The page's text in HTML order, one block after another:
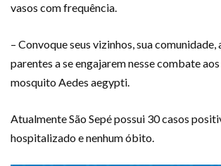
vasos com frequência.
– Convoque seus vizinhos, sua comunidade,
parentes a se engajarem nesse combate
mosquito Aedes aegypti.
Atualmente São Sepé possui 30 casos
hospitalizado e nenhum óbito.